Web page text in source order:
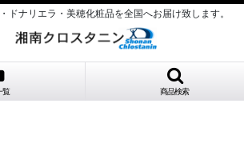
ドナリエラ・美穂化粧品を全国へお届け致します。
覧 商品検索